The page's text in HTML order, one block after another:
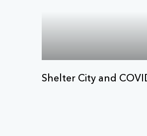
Shelter City and